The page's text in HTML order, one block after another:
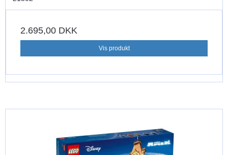
2.695,00 DKK
Vis produkt